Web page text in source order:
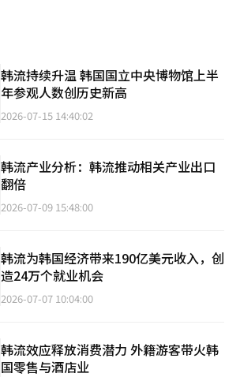
韩流持续升温 韩国国立中央博物馆上半
年参观人数创历史新高
2026-07-15 14:40:02
韩流产业分析：韩流推动相关产业出口
翻倍
2026-07-09 15:48:00
韩流为韩国经济带来190亿美元收入，创
造24万个就业机会
2026-07-07 10:04:00
韩流效应释放消费潜力 外籍游客带火韩
国零售与酒店业